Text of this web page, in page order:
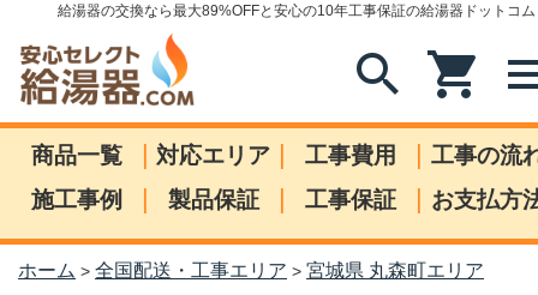
給湯器の交換なら最大89%OFFと安心の10年工事保証の給湯器ドットコム
search shopping_cart
商品一覧 | 対応エリア | 工事費用 | 工事の流
施工事例
| 製品保証 | 工事保証 | お支払方
ホーム > 全国配送・工事エリア > 宮城県 丸森町エリア